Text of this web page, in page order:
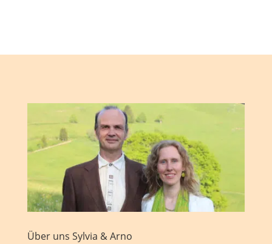
Über uns Sylvia & Arno